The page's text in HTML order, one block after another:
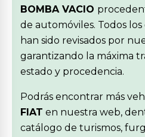
BOMBA VACIO
de automóviles. Todos
han sido revisados por
garantizando la máxima
estado y procedencia.
Podrás encontrar más
FIAT en nuestra web,
catálogo de turismos,